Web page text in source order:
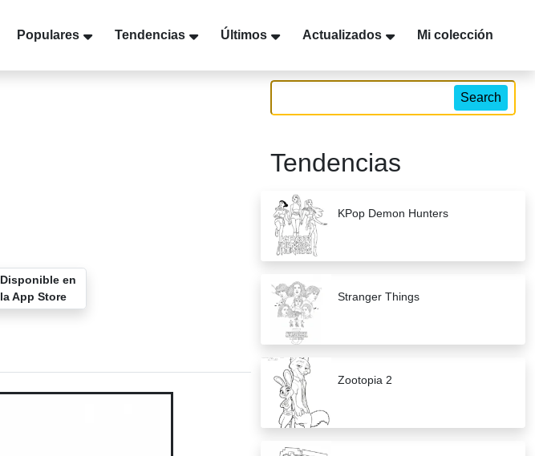
Populares Tendencias Últimos Actualizados Mi colección
Disponible en
la App Store
Search
Tendencias
KPop Demon Hunters
Stranger Things
Zootopia 2